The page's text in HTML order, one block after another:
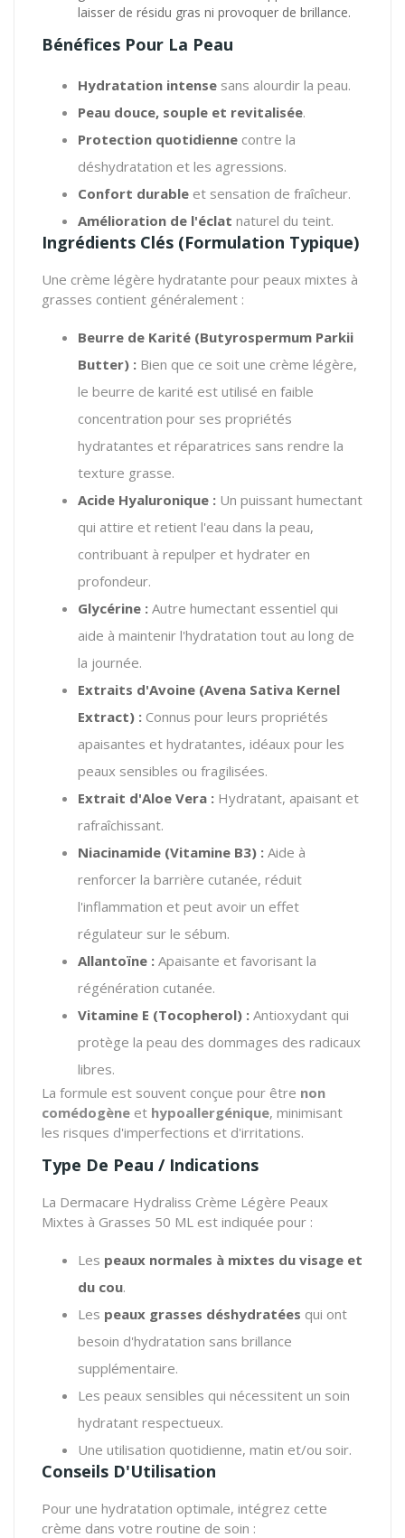
laisser de résidu gras ni provoquer de brillance.
Bénéfices Pour La Peau
Hydratation intense sans alourdir la peau.
Peau douce, souple et revitalisée.
Protection quotidienne contre la
déshydratation et les agressions.
Confort durable et sensation de fraîcheur.
Amélioration de l'éclat naturel du teint.
Ingrédients Clés (Formulation Typique)
Une crème légère hydratante pour peaux mixtes à
grasses contient généralement :
Beurre de Karité (Butyrospermum Parkii
Butter) : Bien que ce soit une crème légère,
le beurre de karité est utilisé en faible
concentration pour ses propriétés
hydratantes et réparatrices sans rendre la
texture grasse.
Acide Hyaluronique : Un puissant humectant
qui attire et retient l'eau dans la peau,
contribuant à repulper et hydrater en
profondeur.
Glycérine : Autre humectant essentiel qui
aide à maintenir l'hydratation tout au long de
la journée.
Extraits d'Avoine (Avena Sativa Kernel
Extract) : Connus pour leurs propriétés
apaisantes et hydratantes, idéaux pour les
peaux sensibles ou fragilisées.
Extrait d'Aloe Vera : Hydratant, apaisant et
rafraîchissant.
Niacinamide (Vitamine B3) : Aide à
renforcer la barrière cutanée, réduit
l'inflammation et peut avoir un effet
régulateur sur le sébum.
Allantoïne : Apaisante et favorisant la
régénération cutanée.
Vitamine E (Tocopherol) : Antioxydant qui
protège la peau des dommages des radicaux
libres.
La formule est souvent conçue pour être non
comédogène et hypoallergénique, minimisant
les risques d'imperfections et d'irritations.
Type De Peau / Indications
La Dermacare Hydraliss Crème Légère Peaux
Mixtes à Grasses 50 ML est indiquée pour :
Les peaux normales à mixtes du visage et
du cou.
Les peaux grasses déshydratées qui ont
besoin d'hydratation sans brillance
supplémentaire.
Les peaux sensibles qui nécessitent un soin
hydratant respectueux.
Une utilisation quotidienne, matin et/ou soir.
Conseils D'Utilisation
Pour une hydratation optimale, intégrez cette
crème dans votre routine de soin :